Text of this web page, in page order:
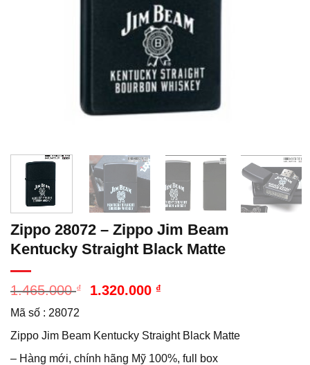
Zippo 28072 – Zippo Jim Beam
Kentucky Straight Black Matte
1.465.000₫
Giá
1.465.000 ₫.
1.320.000 ₫
là:
1.320.000 ₫.
Mã số : 28072
Zippo Jim Beam Kentucky Straight Black Matte
– Hàng mới, chính hãng Mỹ 100%, full box